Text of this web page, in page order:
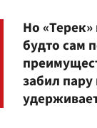
Но
будто сам
забил пару